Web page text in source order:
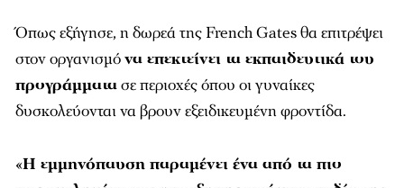
Όπως εξήγησε, η δωρεά της French Gates θα επιτρέψει
στον οργανισμόνα επεκτείνει τα εκπαιδευτικά του
προγράμματασε περιοχές όπου οι γυναίκες
δυσκολεύονται να βρουν εξειδικευμένη φροντίδα.
«Η εμμηνόπαυση παραμένει ένα από τα πιο